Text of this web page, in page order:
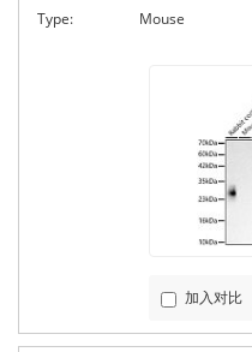
Type:
Mouse
加入对比